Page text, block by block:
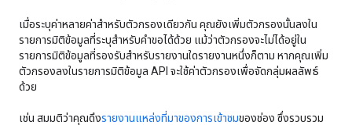
เมื่อระบุค่าหลายค่าสำหรับตัวกรองเดียวกัน คุณยังเพิ่มตัวกรองนั้นลงใน
รายการมิติข้อมูลที่ระบุสำหรับคำขอได้ด้วย แม้ว่าตัวกรองจะไม่ได้อยู่ใน
รายการมิติข้อมูลที่รองรับสำหรับรายงานใดรายงานหนึ่งก็ตาม หากคุณเพิ่ม
ตัวกรองลงในรายการมิติข้อมูล API จะใช้ค่าตัวกรองเพื่อจัดกลุ่มผลลัพธ์
ด้วย
เช่น สมมติว่าคุณดึงรายงานแหล่งที่มาของการเข้าชมของช่อง ซึ่งรวบรวม